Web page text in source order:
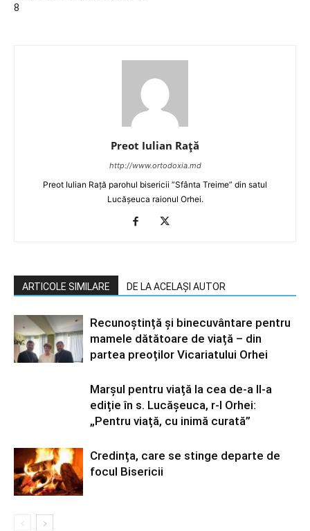
8
Preot Iulian Raţă
http://www.ortodoxia.md
Preot Iulian Rață parohul bisericii ”Sfânta Treime” din satul
Lucășeuca raionul Orhei.
ARTICOLE SIMILARE DE LA ACELAȘI AUTOR
Recunoștință și binecuvântare pentru
mamele dătătoare de viață – din
partea preoților Vicariatului Orhei
Marșul pentru viață la cea de-a II-a
ediție în s. Lucășeuca, r-l Orhei:
„Pentru viață, cu inimă curată”
Credința, care se stinge departe de
focul Bisericii